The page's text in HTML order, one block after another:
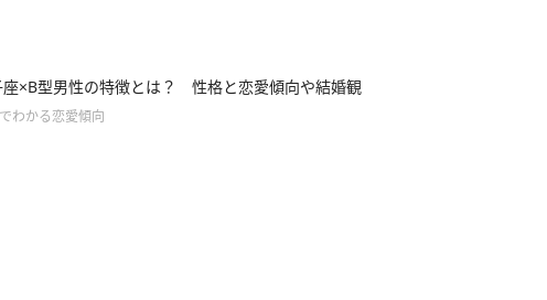
座×B型男性の特徴とは？ 性格と恋愛傾向や結婚観
わかる恋愛傾向